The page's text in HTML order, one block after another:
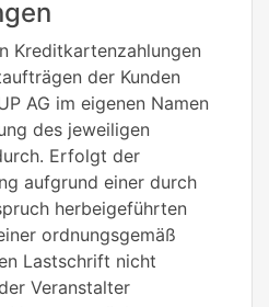
Kreditkartenzahlungen
der Kunden
AG im eigenen Namen
des jeweiligen
Erfolgt der
aufgrund einer durch
herbeigeführten
ordnungsgemäß
Lastschrift nicht
Veranstalter